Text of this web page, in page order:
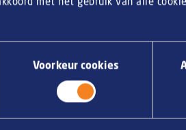
Voorkeur cookies
des recettes traditionnelles.
avec soin.
lequel les clients sont prêts à payer
marketing ciblées.
aux exploitants.
pour l'horeca. Mais il est